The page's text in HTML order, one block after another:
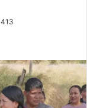
413